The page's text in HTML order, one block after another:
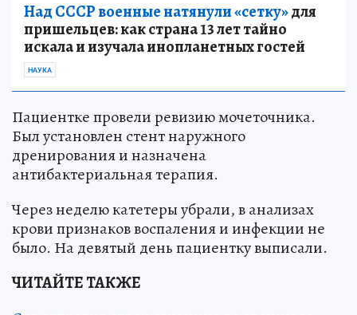
Над СССР военные натянули «сетку»для
пришельцев: как страна 13 лет тайно
искала и изучала инопланетных гостей
НАУКА
Пациентке провели ревизию мочеточника.
Был установлен стент наружного
дренирования и назначена
антибактериальная терапия.
Через неделю катетеры убрали, в анализах
крови признаков воспаления и инфекции не
было. На девятый день пациентку выписали.
ЧИТАЙТЕ ТАКЖЕ